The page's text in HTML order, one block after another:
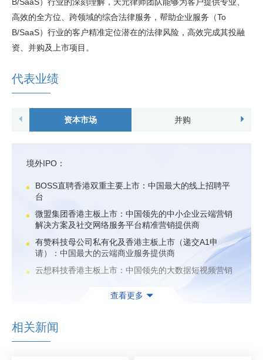
高效的全方位、跨领域的综合法律服务，帮助企业服务（To
B/SaaS）行业的客户精准定位潜在的法律风险，高效完成其投融
资、并购及上市项目。
代表业绩
资本市场 并购
境外IPO：
BOSS直聘香港双重主要上市：中国最大的线上招聘平
台
微盟集团香港主板上市：中国领先的中小企业云端营销
解决方案及社交网络服务平台精准营销提供商
有赞科技母公司私有化及香港主板上市（递交A1申
请）：中国最大的云端商业服务提供商
云想科技香港主板上市：中国领先的大数据短视频营销
云服务提供商
查看更多
相关新闻